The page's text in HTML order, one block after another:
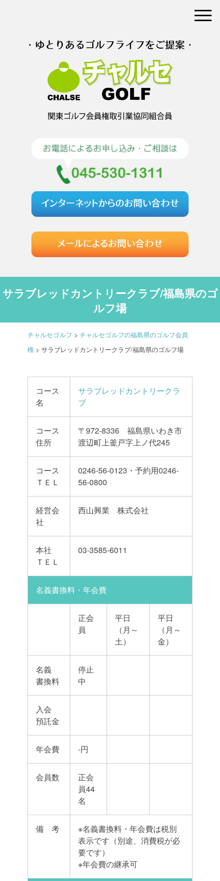
サラブレッドカントリークラブ/福島県のゴ
ルフ場
チャルセゴルフ > チャルセゴルフの福島県のゴルフ会員
権 > サラブレッドカントリークラブ/福島県のゴルフ場
コース
名
サラブレッドカントリークラ
ブ
コース
住所
〒972-8336 福島県いわき市
渡辺町上釜戸字上ノ代245
コース
ＴＥＬ
0246-56-0123・予約用0246-
56-0800
経営会
社
西山興業 株式会社
本社
ＴＥＬ
03-3585-6011
名義書換料・年会費
正会
員
平日
（月～
土）
平日
（月～
金）
名義
書換料
停止
中
入会
預託金
年会費 -円
会員数
正会
員44
名
備 考
※名義書換料・年会費は税別
表示です（別途、消費税が必
要です）
※年会費の継承可